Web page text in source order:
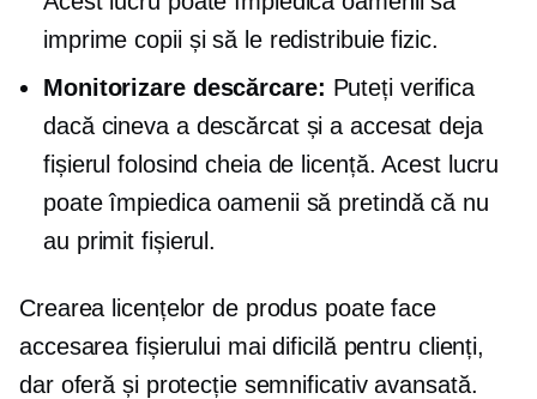
imprime copii și să le redistribuie fizic.
Monitorizare descărcare: Puteți verifica
dacă cineva a descărcat și a accesat deja
fișierul folosind cheia de licență. Acest lucru
poate împiedica oamenii să pretindă că nu
au primit fișierul.
Crearea licențelor de produs poate face
accesarea fișierului mai dificilă pentru clienți,
dar oferă și protecție semnificativ avansată.